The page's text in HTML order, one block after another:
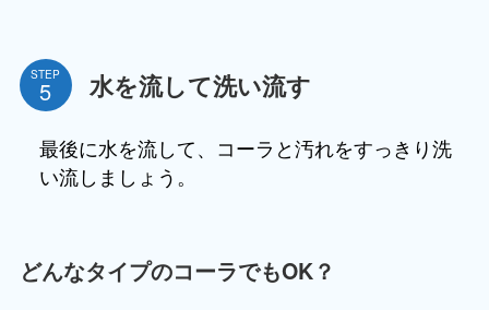
STEP 水を流して洗い流す
最後に水を流して、コーラと汚れをすっきり洗
い流しましょう。
どんなタイプのコーラでもOK？